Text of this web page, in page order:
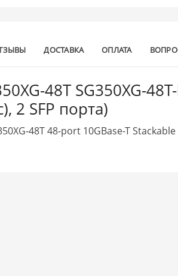
ДОСТАВКА ОПЛАТА
48T SG350XG-
2 SFP порта)
48T 48-port 10GBase-T